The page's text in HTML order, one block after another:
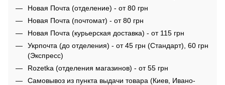
Новая Почта (отделение) - от 80 грн
Новая Почта (почтомат) - от 80 грн
Новая Почта (курьерская доставка) - от 115 грн
Укрпочта (до отделения) - от 45 грн (Стандарт), 60 грн
(Экспресс)
Rozetka (отделения магазинов) - от 55 грн
Самовывоз из пункта выдачи товара (Киев, Ивано-